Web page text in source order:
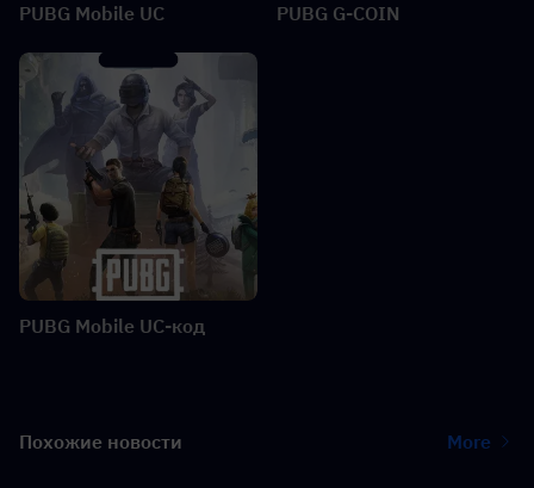
PUBG Mobile UC PUBG G-COIN
PUBG Mobile UC-код
Похожие новости More